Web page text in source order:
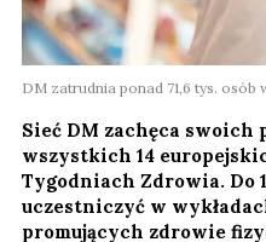
DM zatrudnia ponad 71,6 tys.
Sieć DM zachęca
wszystkich 14
Tygodniach Zdrowia. Do
uczestniczyć w
promujących zdrowie